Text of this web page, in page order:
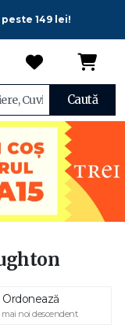
149 lei!
Caută
Ordonează
mai noi descendent